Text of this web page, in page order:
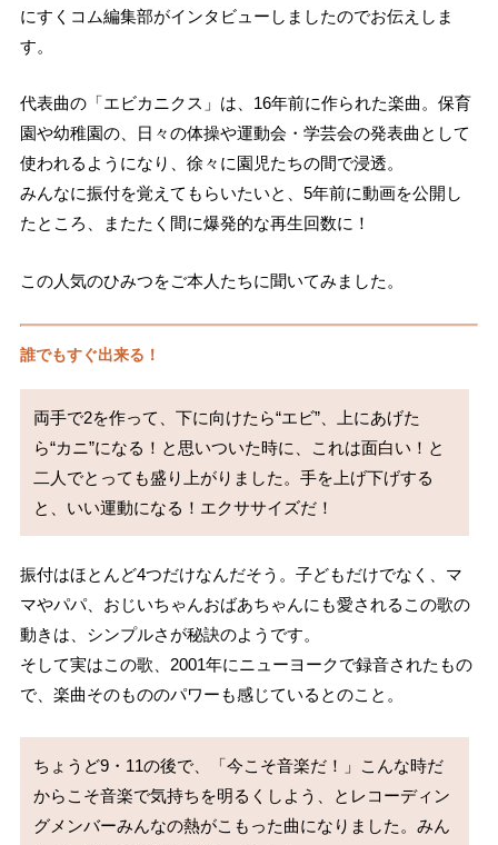
にすくコム編集部がインタビューしましたのでお伝えしま
す。
代表曲の「エビカニクス」は、16年前に作られた楽曲。保育
園や幼稚園の、日々の体操や運動会・学芸会の発表曲として
使われるようになり、徐々に園児たちの間で浸透。
みんなに振付を覚えてもらいたいと、5年前に動画を公開し
たところ、またたく間に爆発的な再生回数に！
この人気のひみつをご本人たちに聞いてみました。
誰でもすぐ出来る！
両手で2を作って、下に向けたら“エビ”、上にあげた
ら“カニ”になる！と思いついた時に、これは面白い！と
二人でとっても盛り上がりました。手を上げ下げする
と、いい運動になる！エクササイズだ！
振付はほとんど4つだけなんだそう。子どもだけでなく、マ
マやパパ、おじいちゃんおばあちゃんにも愛されるこの歌の
動きは、シンプルさが秘訣のようです。
そして実はこの歌、2001年にニューヨークで録音されたもの
で、楽曲そのもののパワーも感じているとのこと。
ちょうど9・11の後で、「今こそ音楽だ！」こんな時だ
からこそ音楽で気持ちを明るくしよう、とレコーディン
グメンバーみんなの熱がこもった曲になりました。みん